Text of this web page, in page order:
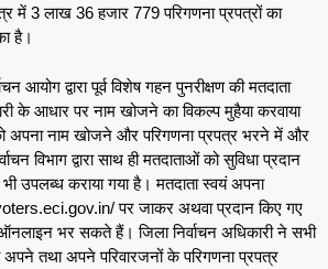
में 3 लाख 36 हजार 779 परिगणना प्रपत्रों का
है।
आयोग द्वारा पूर्व विशेष गहन पुनरीक्षण की मतदाता
के आधार पर नाम खोजने का विकल्प मुहैया करवाया
अपना नाम खोजने और परिगणना प्रपत्र भरने में और
विभाग द्वारा साथ ही मतदाताओं को सुविधा प्रदान
उपलब्ध कराया गया है। मतदाता स्वयं अपना
पर जाकर अथवा प्रदान किए गए
भर सकते हैं। जिला निर्वाचन अधिकारी ने सभी
तथा अपने परिवारजनों के परिगणना प्रपत्र